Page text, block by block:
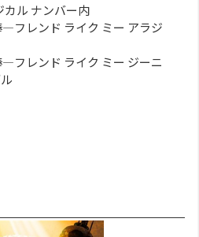
カル ナンバー内
フレンド ライク ミー アラジ
フレンド ライク ミー ジーニ